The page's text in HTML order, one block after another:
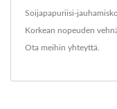
Soijapapuriisi-
Korkean nopeuden
Ota meihin yhteyttä